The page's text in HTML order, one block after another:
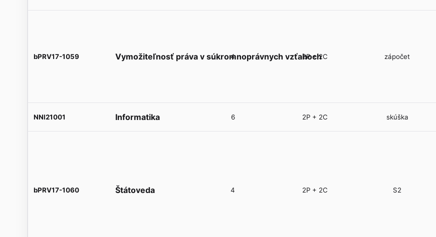
bPRV17-1059 Vymožiteľnosť práva v súkromnoprávnych vzťahoch
4 2P + 2C zápočet
NNI21001 Informatika 6 2P + 2C skúška
bPRV17-1060 Štátoveda 4 2P + 2C S2